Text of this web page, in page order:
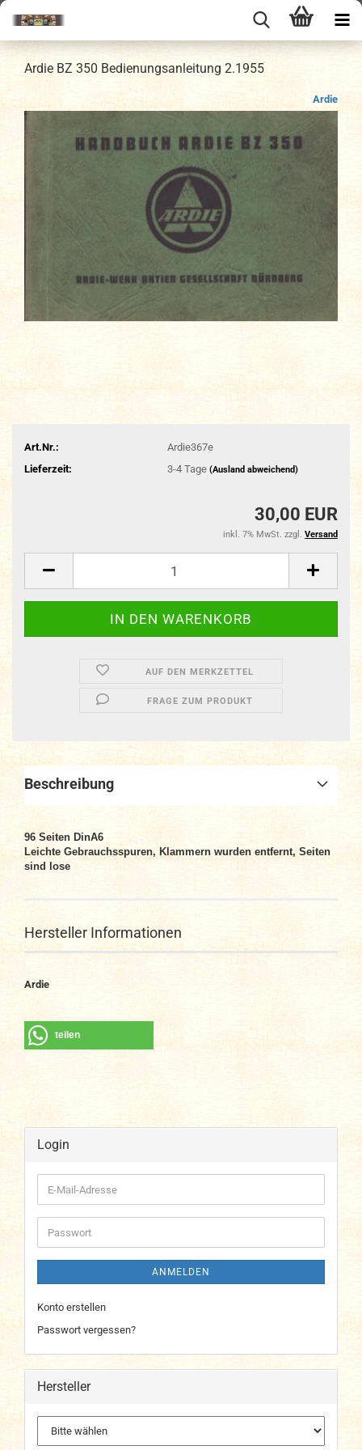
Ardie BZ 350 Bedienungsanleitung 2.1955
Ardie
Art.Nr.:
Ardie367e
Lieferzeit:
3-4 Tage (Ausland abweichend)
30,00 EUR
inkl. 7% MwSt. zzgl. Versand
AUF DEN MERKZETTEL
FRAGE ZUM PRODUKT
Beschreibung
96 Seiten DinA6
Leichte Gebrauchsspuren, Klammern wurden entfernt, Seiten
sind lose
Hersteller Informationen
Ardie
teilen
Login
E-
Mail-
Adresse
Passwort
ANMELDEN
Konto erstellen
Passwort vergessen?
Hersteller